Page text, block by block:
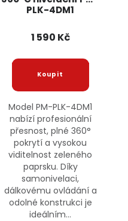
PLK-4DM1
1 590 Kč
Model PM-PLK-4DM1
nabízí profesionální
přesnost, plné 360°
pokrytí a vysokou
viditelnost zeleného
paprsku. Díky
samonivelaci,
dálkovému ovládání a
odolné konstrukci je
ideálním...